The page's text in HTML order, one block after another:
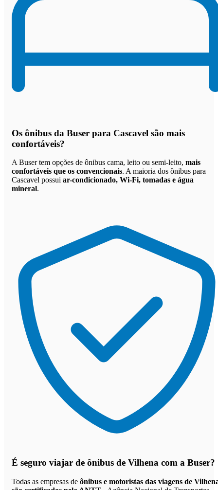
Os ônibus da Buser para Cascavel são mais
confortáveis?
A Buser tem opções de ônibus cama, leito ou semi-leito, mais
confortáveis que os convencionais. A maioria dos ônibus para
Cascavel possui ar-condicionado, Wi-Fi, tomadas e água
mineral.
É seguro viajar de ônibus de Vilhena com a Buser?
Todas as empresas de ônibus e motoristas das viagens de